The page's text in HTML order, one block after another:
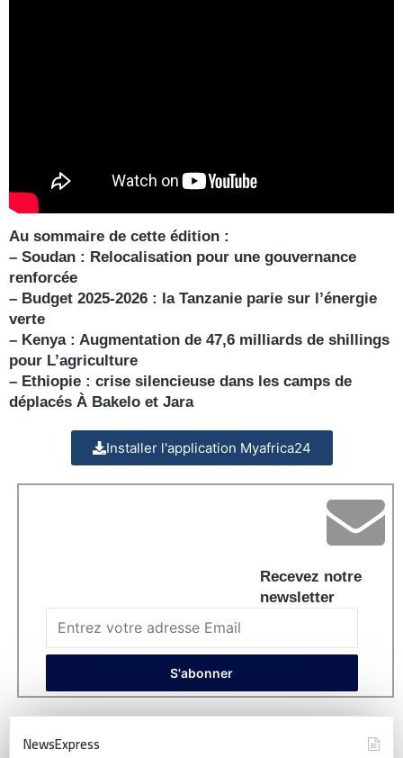
Au sommaire de cette édition :
– Soudan : Relocalisation pour une gouvernance
renforcée
– Budget 2025-2026 : la Tanzanie parie sur l’énergie
verte
– Kenya : Augmentation de 47,6 milliards de shillings
pour L’agriculture
– Ethiopie : crise silencieuse dans les camps de
déplacés À Bakelo et Jara
Installer l'application Myafrica24
Recevez notre
newsletter
NewsExpress